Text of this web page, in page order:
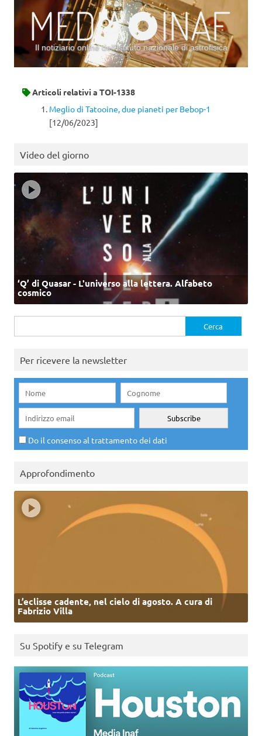
Il notiziario online dell’Istituto nazionale di astrofisica
Articoli relativi a TOI-1338
Meglio di Tatooine, due pianeti per Bebop-1
[12/06/2023]
Video del giorno
‘Q’ di Quasar - L'universo alla lettera. Alfabeto
cosmico
per:
Per ricevere la newsletter
Do il consenso al trattamento dei dati
Approfondimento
L’eclisse cadente, nel cielo di agosto. A cura di
Fabrizio Villa
Su Spotify e su Telegram